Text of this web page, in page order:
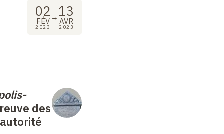
02
FÉV
2023
→ 13
AVR
2023
des